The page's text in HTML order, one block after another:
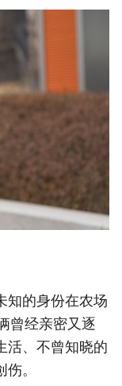
知的身份在农场
曾经亲密又逐
活、不曾知晓的
。